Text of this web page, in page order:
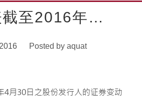
截至2016年…
Posted by aquat